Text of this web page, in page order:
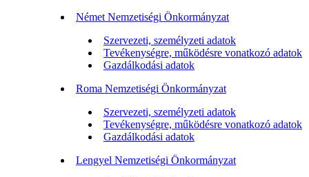
Német Nemzetiségi Önkormányzat
Szervezeti, személyzeti adatok
Tevékenységre, működésre vonatkozó adatok
Gazdálkodási adatok
Roma Nemzetiségi Önkormányzat
Szervezeti, személyzeti adatok
Tevékenységre, működésre vonatkozó adatok
Gazdálkodási adatok
Lengyel Nemzetiségi Önkormányzat